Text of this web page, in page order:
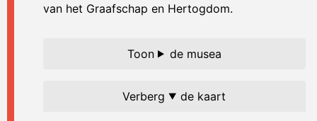
van het Graafschap en Hertogdom.
de musea
de kaart